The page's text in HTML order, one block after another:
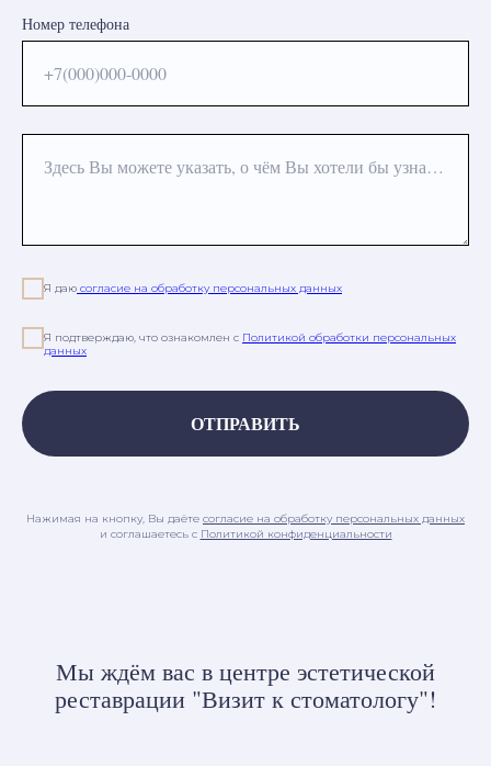
Номер телефона
+7(000)000-0000
Здесь Вы можете указать, о чём Вы хотели бы узнать или какая процедура Вас интересует
Я даю согласие на обработку персональных данных
Я подтверждаю, что ознакомлен с Политикой обработки персональных
данных
ОТПРАВИТЬ
Нажимая на кнопку, Вы даёте согласие на обработку персональных данных
и соглашаетесь c Политикой конфиденциальности
Мы ждём вас в центре эстетической
реставрации "Визит к стоматологу"!